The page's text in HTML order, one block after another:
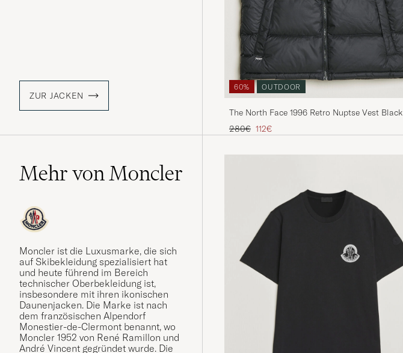
ZUR JACKEN
60% OUTDOOR
The North Face 1996 Retro Nuptse Vest Black
Regulärer Preis
280€ Reduzierter Preis
112€
Mehr von Moncler
Moncler ist die Luxusmarke, die sich
auf Skibekleidung spezialisiert hat
und heute führend im Bereich
technischer Oberbekleidung ist,
insbesondere mit ihren ikonischen
Daunenjacken. Die Marke ist nach
dem französischen Alpendorf
Monestier-de-Clermont benannt, wo
Moncler 1952 von René Ramillon und
André Vincent gegründet wurde. Die